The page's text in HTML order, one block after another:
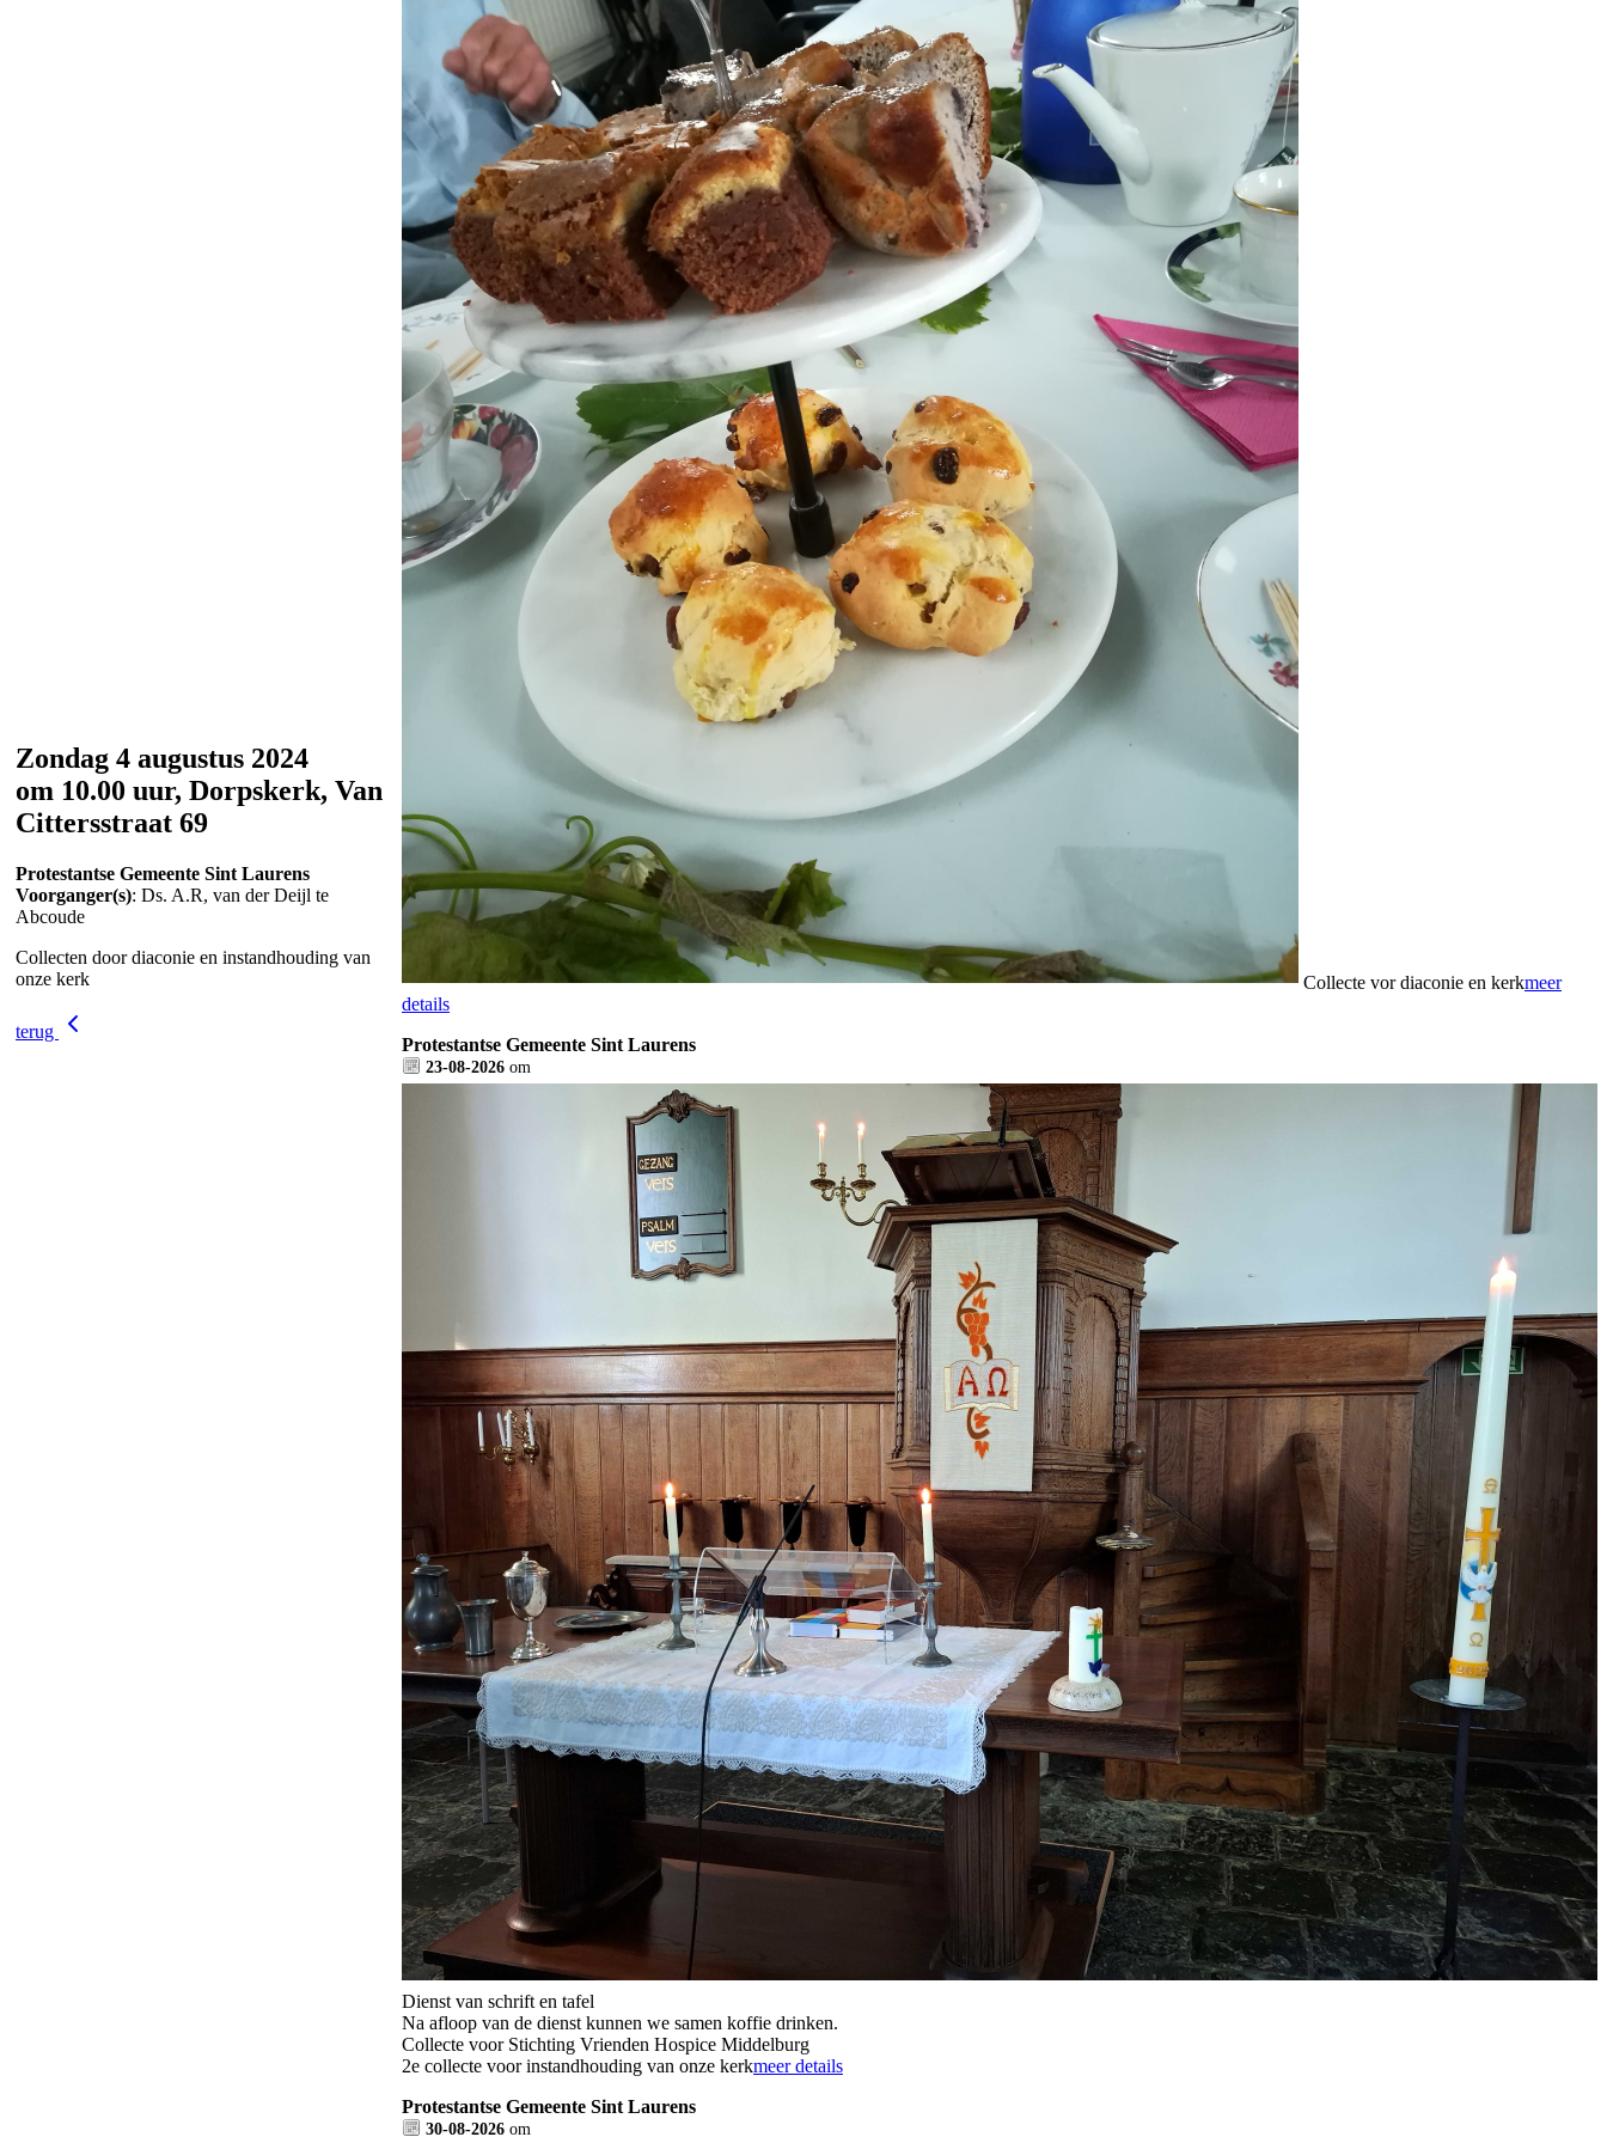
Zondag 4 augustus 2024
om 10.00 uur, Dorpskerk, Van
Cittersstraat 69
Protestantse Gemeente Sint Laurens
Voorganger(s): Ds. A.R, van der Deijl te
Abcoude
Collecten door diaconie en instandhouding van
onze kerk
terug
Collecte vor diaconie en kerkmeer
details
Protestantse Gemeente Sint Laurens
23-08-2026 om
Dienst van schrift en tafel
Na afloop van de dienst kunnen we samen koffie drinken.
Collecte voor Stichting Vrienden Hospice Middelburg
2e collecte voor instandhouding van onze kerkmeer details
Protestantse Gemeente Sint Laurens
30-08-2026 om